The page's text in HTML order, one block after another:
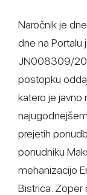
Naročnik je
dne na Portalu
JN008309/
postopku
katero je javno
prejetih
ponudniku
mehanizacijo
Bistrica. Zoper